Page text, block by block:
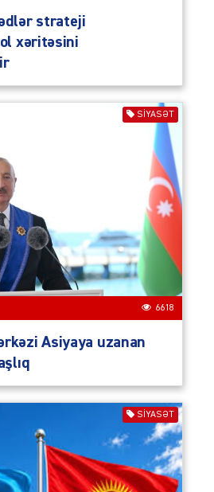
strateji
xəritəsini
SIYASƏT
6618
Asiyaya uzanan
SIYASƏT